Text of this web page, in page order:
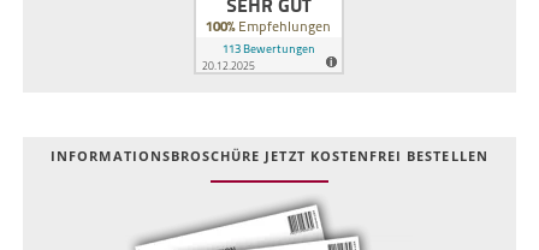
INFOR­MATIONS­BROSCHÜRE JETZT KOSTEN­FREI BESTELLEN